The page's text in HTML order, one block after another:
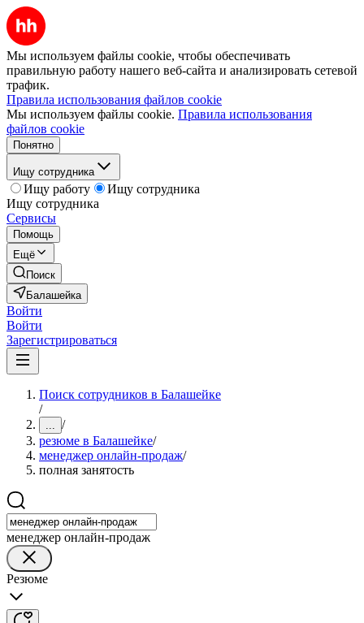
Мы используем файлы cookie, чтобы обеспечивать
правильную работу нашего веб-сайта и анализировать сетевой
трафик.
Правила использования файлов cookie
Мы используем файлы cookie. Правила использования
файлов cookie
Понятно
Ищу сотрудника
Ищу работу
Ищу сотрудника
Ищу сотрудника
Сервисы
Помощь
Ещё
Поиск
Балашейка
Войти
Войти
Зарегистрироваться
Поиск сотрудников в Балашейке
/
... /
резюме в Балашейке/
менеджер онлайн-продаж/
полная занятость
менеджер онлайн-продаж
Резюме